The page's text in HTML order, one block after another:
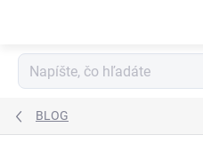
BLOG